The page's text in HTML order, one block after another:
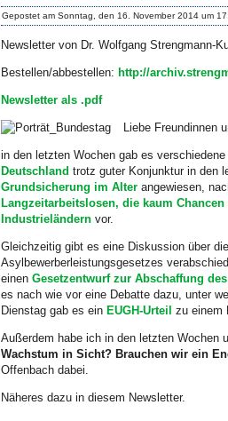
Gepostet am Sonntag, den 16. November 2014 um
Newsletter von Dr. Wolfgang
Bestellen/abbestellen: http://
Newsletter als .pdf
Liebe Freundinnen
in den letzten Wochen gab es
Deutschland trotz guter Konjunktur in den
Grundsicherung im Alter angewiesen,
Langzeitarbeitslosen, die kaum
Industrieländern vor.
Gleichzeitig gibt es eine Diskussion über
Asylbewerberleistungsgesetzes
einen Gesetzentwurf zur Abschaffung
es nach wie vor eine Debatte dazu, unter
Dienstag gab es ein EUGH-Urteil zu einem
Außerdem habe ich in den letzten Wochen
Wachstum in Sicht? Brauchen wir ein
Offenbach dabei.
Näheres dazu in diesem Newsletter.